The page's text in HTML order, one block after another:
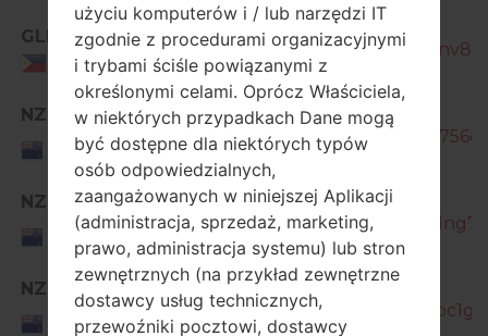
GLB
Philippines
SM-
NZC
New
Zealand
SM-
NZC
New
Zealand
SM-
NZC
New
SM-
użyciu komputerów i / lub narzędzi IT
zgodnie z procedurami organizacyjnymi
i trybami ściśle powiązanymi z
określonymi celami. Oprócz Właściciela,
w niektórych przypadkach Dane mogą
być dostępne dla niektórych typów
osób odpowiedzialnych,
zaangażowanych w niniejszej Aplikacji
(administracja, sprzedaż, marketing,
prawo, administracja systemu) lub stron
zewnętrznych (na przykład zewnętrzne
dostawcy usług technicznych,
przewoźniki pocztowi, dostawcy